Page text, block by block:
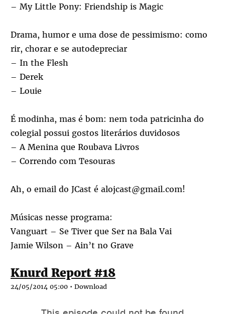
– My Little Pony: Friendship is Magic
Drama, humor e uma dose de pessimismo: como
rir, chorar e se autodepreciar
– In the Flesh
– Derek
– Louie
É modinha, mas é bom: nem toda patricinha do
colegial possui gostos literários duvidosos
– A Menina que Roubava Livros
– Correndo com Tesouras
Ah, o email do JCast é alojcast@gmail.com!
Músicas nesse programa:
Vanguart – Se Tiver que Ser na Bala Vai
Jamie Wilson – Ain’t no Grave
Knurd Report #18
24/05/2014 05:00 • Download